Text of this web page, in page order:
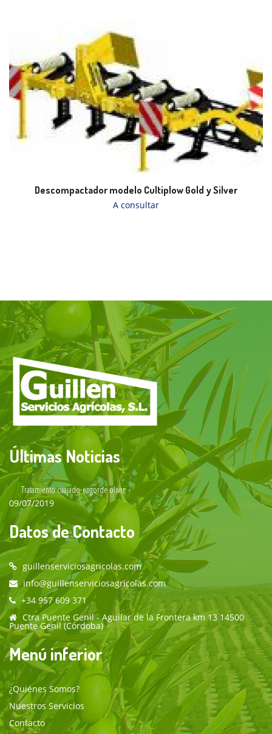
Descompactador modelo Cultiplow Gold y Silver
A consultar
Últimas Noticias
Tratamiento cuajado-engorde olivar
09/07/2019
Datos de Contacto
guillenserviciosagricolas.com
info@guillenserviciosagricolas.com
+34 957 609 371
Ctra Puente Genil - Aguilar de la Frontera km 13 14500
Puente Genil (Córdoba)
Menú inferior
¿Quiénes Somos?
Nuestros Servicios
Contacto